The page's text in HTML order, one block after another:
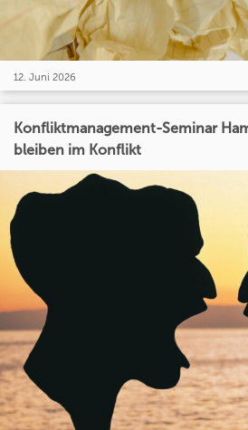
12. Juni 2026
Konfliktmanagement-Seminar
bleiben im Konflikt